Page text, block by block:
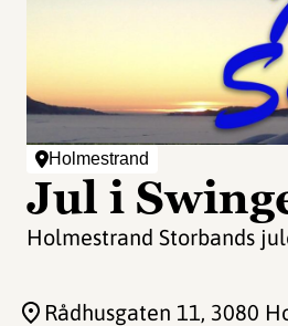
Holmestrand
Jul i
Holmestrand Storbands
Rådhusgaten 11, 3080